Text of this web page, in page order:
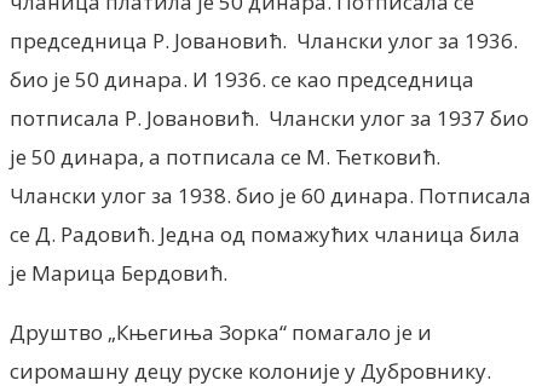
председница Р. Јовановић. Члански улог за 1936.
био је 50 динара. И 1936. се као председница
потписала Р. Јовановић. Члански улог за 1937 био
је 50 динара, а потписала се М. Ћетковић.
Члански улог за 1938. био је 60 динара. Потписала
се Д. Радовић. Једна од помажућих чланица била
је Марица Бердовић.
Друштво „Књегиња Зорка“ помагало jе и
сиромашну децу руске колониjе у Дубровнику.